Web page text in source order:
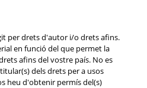
per drets d'autor i/o drets afins.
en funció del que permet la
afins del vostre país. No es
dels drets per a usos
heu d'obtenir permís del(s)